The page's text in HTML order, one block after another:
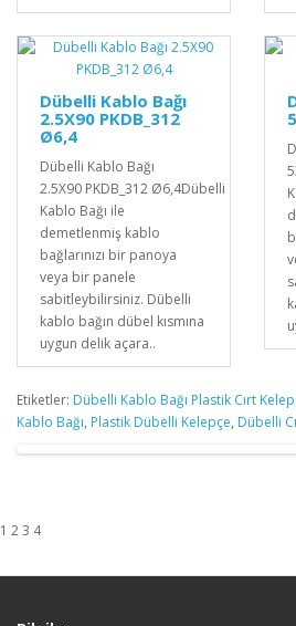
Dübelli Kablo Bağı
2.5X90 PKDB_312
Ø6,4
Dübelli Kablo Bağı
2.5X90 PKDB_312 Ø6,4Dübelli
Kablo Bağı ile
demetlenmiş kablo
bağlarınızı bir panoya
veya bir panele
sabitleybilirsiniz. Dübelli
kablo bağın dübel kısmına
uygun delik açara..
Etiketler: Dübelli Kablo Bağı Plastik Cırt
Kablo Bağı, Plastik Dübelli Kelepçe, Dübelli
1 2 3 4